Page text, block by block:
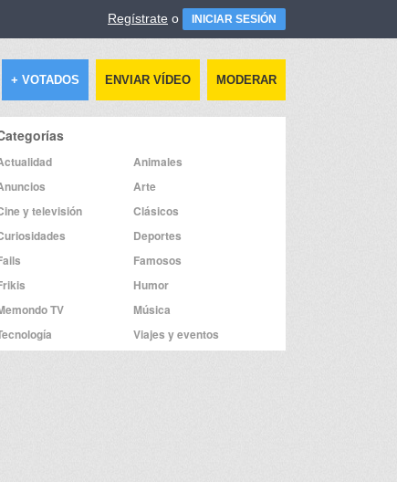
Regístrate o INICIAR SESIÓN
+ VOTADOS ENVIAR VÍDEO MODERAR
Animales
Arte
y televisión
Clásicos
Deportes
Famosos
Humor
TV
Música
Viajes y eventos